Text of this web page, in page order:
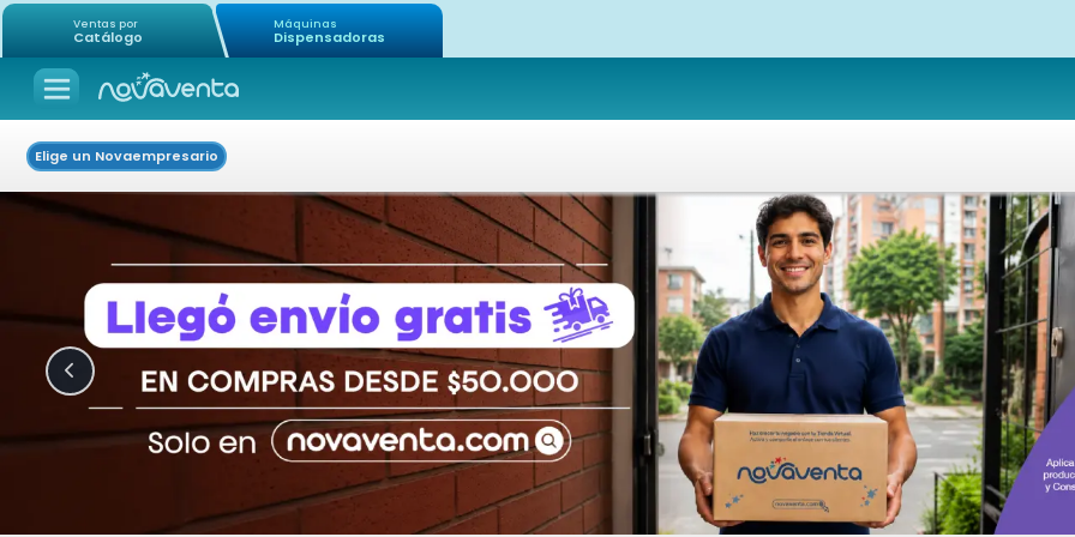
Ventas por
Catálogo
Máquinas
Dispensadoras
Elige un Novaempresario
Icon of chevron-left